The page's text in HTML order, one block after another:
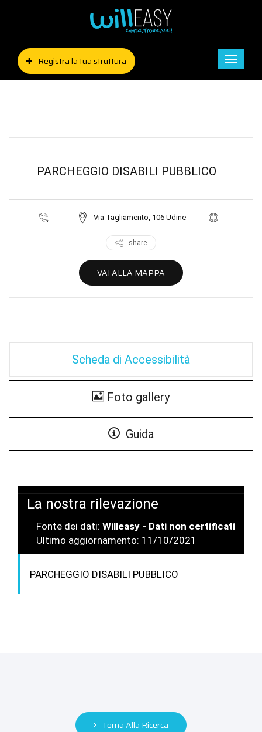
Registra la tua struttura
Toggle
PARCHEGGIO DISABILI PUBBLICO
Via Tagliamento, 106 Udine
share
VAI ALLA MAPPA
Scheda di Accessibilità
Foto gallery
Guida
La nostra rilevazione
Fonte dei dati: Willeasy - Dati non certificati
Ultimo aggiornamento: 11/10/2021
PARCHEGGIO DISABILI PUBBLICO
Torna Alla Ricerca